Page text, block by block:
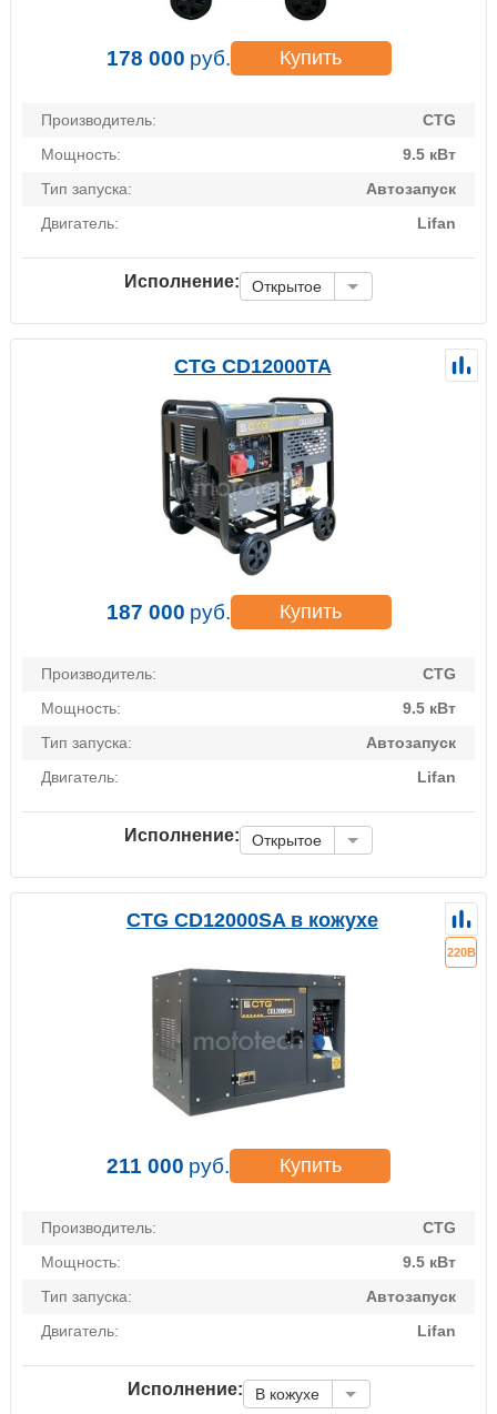
178 000 руб. Купить
Производитель:
CTG
Мощность:
9.5 кВт
Тип запуска:
Автозапуск
Двигатель:
Lifan
Исполнение: Открытое
CTG CD12000TA
187 000 руб. Купить
Производитель:
CTG
Мощность:
9.5 кВт
Тип запуска:
Автозапуск
Двигатель:
Lifan
Исполнение: Открытое
CTG CD12000SA в кожухе
220В
211 000 руб. Купить
Производитель:
CTG
Мощность:
9.5 кВт
Тип запуска:
Автозапуск
Двигатель:
Lifan
Исполнение: В кожухе